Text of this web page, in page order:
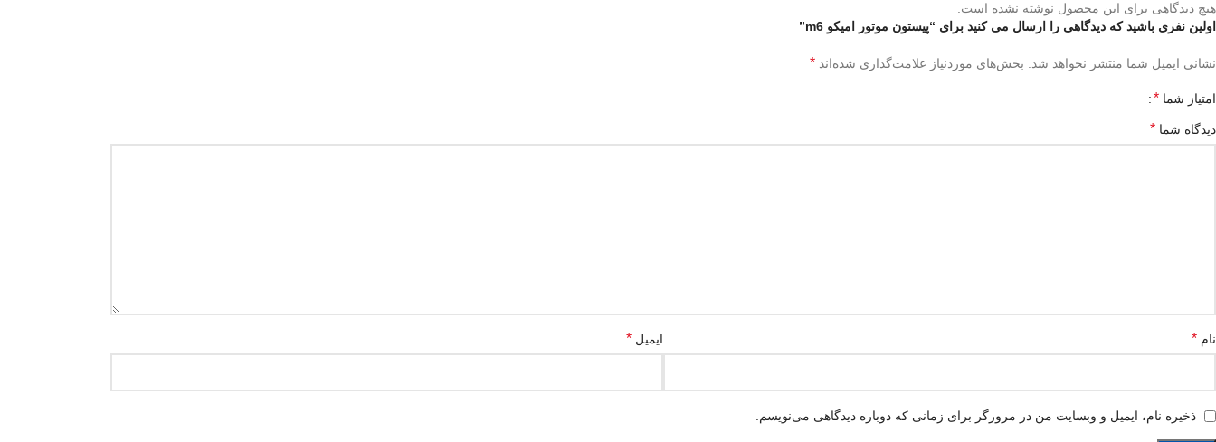
هیچ دیدگاهی برای این محصول نوشته نشده است.
اولین نفری باشید که دیدگاهی را ارسال می کنید برای “پیستون موتور امیکو m6”
نشانی ایمیل شما منتشر نخواهد شد. بخش‌های موردنیاز علامت‌گذاری شده‌اند *
امتیاز شما *
دیدگاه شما *
نام * ایمیل *
ذخیره نام، ایمیل و وبسایت من در مرورگر برای زمانی که دوباره دیدگاهی می‌نویسم.